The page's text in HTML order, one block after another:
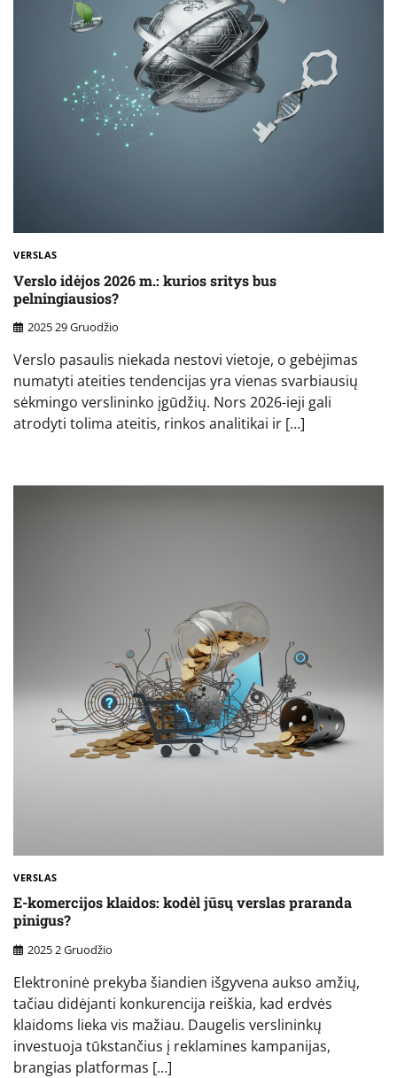
VERSLAS
Verslo idėjos 2026 m.: kurios sritys bus
pelningiausios?
2025 29 Gruodžio
Verslo pasaulis niekada nestovi vietoje, o gebėjimas
numatyti ateities tendencijas yra vienas svarbiausių
sėkmingo verslininko įgūdžių. Nors 2026-ieji gali
atrodyti tolima ateitis, rinkos analitikai ir […]
VERSLAS
E-komercijos klaidos: kodėl jūsų verslas praranda
pinigus?
2025 2 Gruodžio
Elektroninė prekyba šiandien išgyvena aukso amžių,
tačiau didėjanti konkurencija reiškia, kad erdvės
klaidoms lieka vis mažiau. Daugelis verslininkų
investuoja tūkstančius į reklamines kampanijas,
brangias platformas […]